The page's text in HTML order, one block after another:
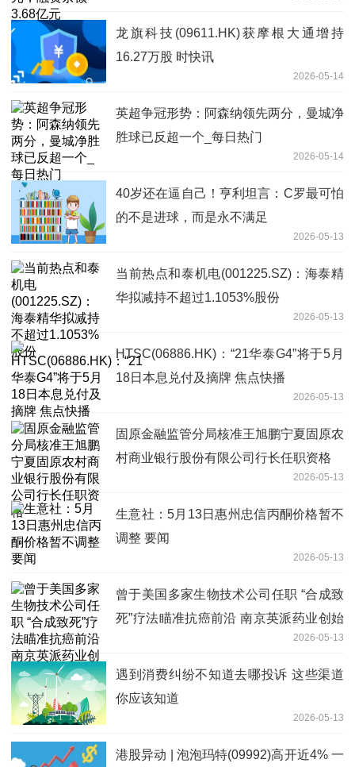
龙旗科技(09611.HK)获摩根大通增持
16.27万股 时快讯
2026-05-14
英超争冠形势：阿森纳领先两分，曼城净
胜球已反超一个_每日热门
2026-05-14
40岁还在逼自己！亨利坦言：C罗最可怕
的不是进球，而是永不满足
2026-05-13
当前热点和泰机电(001225.SZ)：海泰精
华拟减持不超过1.1053%股份
2026-05-13
HTSC(06886.HK)：“21华泰G4”将于5月
18日本息兑付及摘牌 焦点快播
2026-05-13
固原金融监管分局核准王旭鹏宁夏固原农
村商业银行股份有限公司行长任职资格
2026-05-13
生意社：5月13日惠州忠信丙酮价格暂不
调整 要闻
2026-05-13
曾于美国多家生物技术公司任职 “合成致
死”疗法瞄准抗癌前沿 南京英派药业创始
2026-05-13
遇到消费纠纷不知道去哪投诉 这些渠道
你应该知道
2026-05-13
港股异动 | 泡泡玛特(09992)高开近4% 一